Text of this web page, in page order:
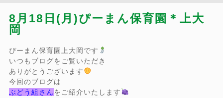
8月18日(月)ぴーまん保育園＊上大
岡
ぴーまん保育園上大岡です
いつもブログをご覧いただき
ありがとうございます
今回のブログは
ぶどう組さんをご紹介いたします